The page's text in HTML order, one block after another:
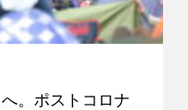
。ポストコロナ